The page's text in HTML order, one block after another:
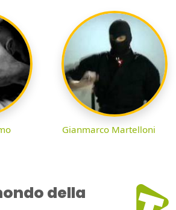
Gianmarco Martelloni
della